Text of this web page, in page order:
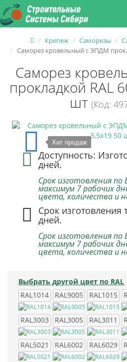
Крепеж Саморезы
Саморез кровельный с ЭПДМ
Саморез
прокладкой RAL
шт (Код:
Хит продаж
Доступность:
дней.
Срок изготовления
максимум 7 рабочих
цвета, количества и
Срок изготовления
дней.
Срок изготовления
максимум 7 рабочих
цвета, количества и
Выбрать другой цвет по RAL
RAL1014
RAL9005 RAL1015
RAL3003 RAL3005 RAL3011
RAL5021 RAL6002 RAL6029